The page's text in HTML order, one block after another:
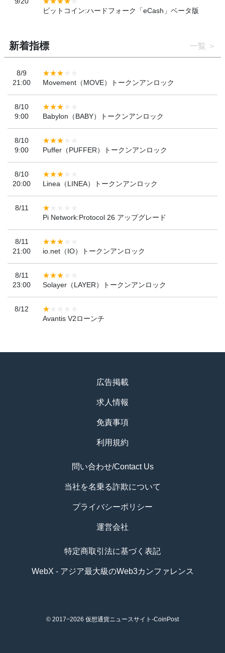
ビットコイン:ハードフォーク「eCash」ベータ版
新着指標 一覧
8/9
21:00
Movement（MOVE）トークンアンロック
8/10
9:00
Babylon（BABY）トークンアンロック
8/10
9:00
Puffer（PUFFER）トークンアンロック
8/10
20:00
Linea（LINEA）トークンアンロック
8/11
Pi Network:Protocol 26 アップグレード
8/11
21:00
io.net（IO）トークンアンロック
8/11
23:00
Solayer（LAYER）トークンアンロック
8/12
Avantis V2ローンチ
広告掲載
求人情報
免責事項
利用規約
問い合わせ/Contact Us
当社を名乗る詐欺について
プライバシーポリシー
運営会社
特定商取引法に基づく表記
WebX - アジア最大級のWeb3カンファレンス
© 2017−2026 仮想通貨ニュースサイト-CoinPost